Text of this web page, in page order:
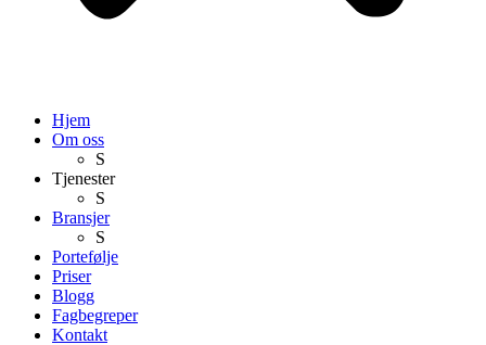
Hjem
Om oss
S
Tjenester
S
Bransjer
S
Portefølje
Priser
Blogg
Fagbegreper
Kontakt